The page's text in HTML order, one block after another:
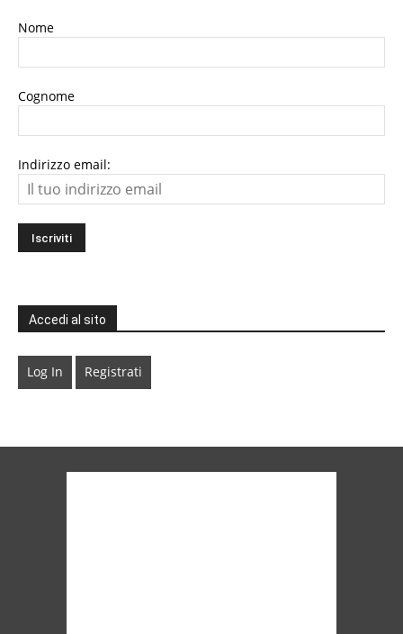
Nome
Cognome
Indirizzo email:
Accedi al sito
Log In Registrati